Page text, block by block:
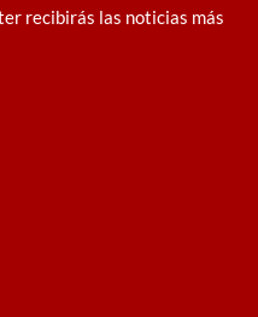
recibirás las noticias más